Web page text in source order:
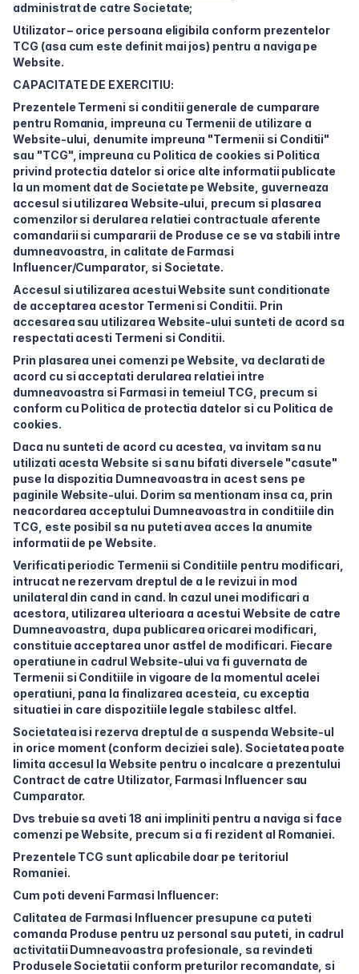
administrat de catre Societate;
Utilizator – orice persoana eligibila conform prezentelor
TCG (asa cum este definit mai jos) pentru a naviga pe
Website.
CAPACITATE DE EXERCITIU:
Prezentele Termeni si conditii generale de cumparare
pentru Romania, impreuna cu Termenii de utilizare a
Website-ului, denumite impreuna "Termenii si Conditii"
sau "TCG", impreuna cu Politica de cookies si Politica
privind protectia datelor si orice alte informatii publicate
la un moment dat de Societate pe Website, guverneaza
accesul si utilizarea Website-ului, precum si plasarea
comenzilor si derularea relatiei contractuale aferente
comandarii si cumpararii de Produse ce se va stabili intre
dumneavoastra, in calitate de Farmasi
Influencer/Cumparator, si Societate.
Accesul si utilizarea acestui Website sunt conditionate
de acceptarea acestor Termeni si Conditii. Prin
accesarea sau utilizarea Website-ului sunteti de acord sa
respectati acesti Termeni si Conditii.
Prin plasarea unei comenzi pe Website, va declarati de
acord cu si acceptati derularea relatiei intre
dumneavoastra si Farmasi in temeiul TCG, precum si
conform cu Politica de protectia datelor si cu Politica de
cookies.
Daca nu sunteti de acord cu acestea, va invitam sa nu
utilizati acesta Website si sa nu bifati diversele "casute"
puse la dispozitia Dumneavoastra in acest sens pe
paginile Website-ului. Dorim sa mentionam insa ca, prin
neacordarea acceptului Dumneavoastra in conditiile din
TCG, este posibil sa nu puteti avea acces la anumite
informatii de pe Website.
Verificati periodic Termenii si Conditiile pentru modificari,
intrucat ne rezervam dreptul de a le revizui in mod
unilateral din cand in cand. In cazul unei modificari a
acestora, utilizarea ulterioara a acestui Website de catre
Dumneavoastra, dupa publicarea oricarei modificari,
constituie acceptarea unor astfel de modificari. Fiecare
operatiune in cadrul Website-ului va fi guvernata de
Termenii si Conditiile in vigoare de la momentul acelei
operatiuni, pana la finalizarea acesteia, cu exceptia
situatiei in care dispozitiile legale stabilesc altfel.
Societatea isi rezerva dreptul de a suspenda Website-ul
in orice moment (conform deciziei sale). Societatea poate
limita accesul la Website pentru o incalcare a prezentului
Contract de catre Utilizator, Farmasi Influencer sau
Cumparator.
Dvs trebuie sa aveti 18 ani impliniti pentru a naviga si face
comenzi pe Website, precum si a fi rezident al Romaniei.
Prezentele TCG sunt aplicabile doar pe teritoriul
Romaniei.
Cum poti deveni Farmasi Influencer:
Calitatea de Farmasi Influencer presupune ca puteti
comanda Produse pentru uz personal sau puteti, in cadrul
activitatii Dumneavoastra profesionale, sa revindeti
Produsele Societatii conform preturilor recomandate, si